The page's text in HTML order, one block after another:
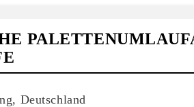
Deutschland